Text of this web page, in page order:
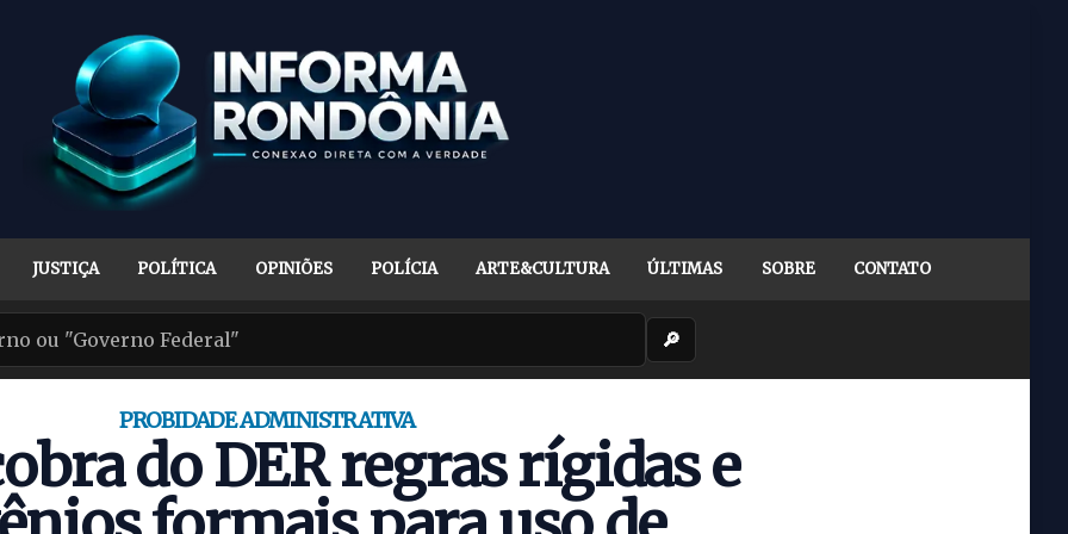
JUSTIÇA POLÍTICA OPINIÕES POLÍCIA ARTE&CULTURA ÚLTIMAS SOBRE CONTATO
🔎
PROBIDADE ADMINISTRATIVA
do DER regras rígidas e